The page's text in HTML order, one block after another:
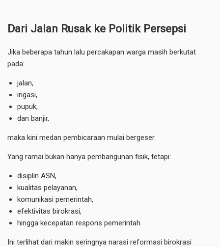
Dari Jalan Rusak ke Politik Persepsi
Jika beberapa tahun lalu percakapan warga masih berkutat
pada:
jalan,
irigasi,
pupuk,
dan banjir,
maka kini medan pembicaraan mulai bergeser.
Yang ramai bukan hanya pembangunan fisik, tetapi:
disiplin ASN,
kualitas pelayanan,
komunikasi pemerintah,
efektivitas birokrasi,
hingga kecepatan respons pemerintah.
Ini terlihat dari makin seringnya narasi reformasi birokrasi